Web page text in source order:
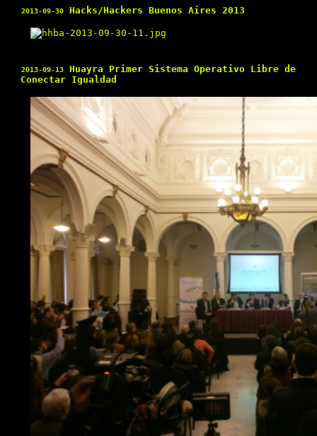
2013-09-30Hacks/Hackers Buenos Aires 2013
2013-09-13Huayra Primer Sistema Operativo Libre de
Conectar Igualdad